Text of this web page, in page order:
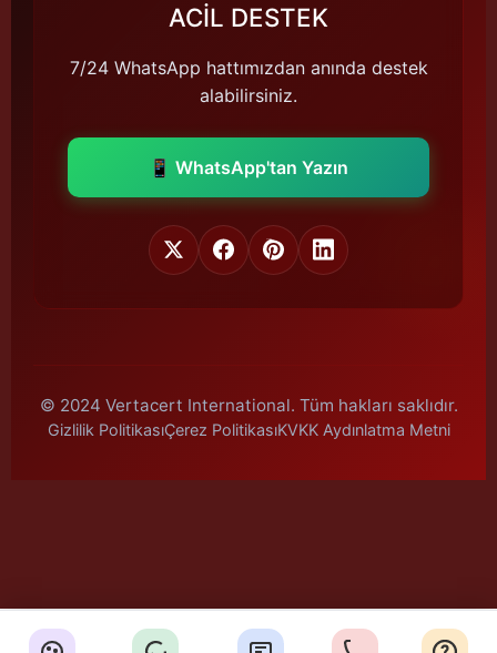
ACİL DESTEK
7/24 WhatsApp hattımızdan anında destek
alabilirsiniz.
📱 WhatsApp'tan Yazın
© 2024 Vertacert International. Tüm hakları saklıdır.
Gizlilik PolitikasıÇerez PolitikasıKVKK Aydınlatma Metni